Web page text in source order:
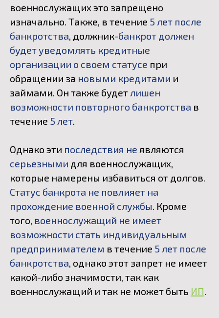
военнослужащих это запрещено
изначально. Также, в течение 5 лет после
банкротства, должник-банкрот должен
будет уведомлять кредитные
организации о своем статусе при
обращении за новыми кредитами и
займами. Он также будетлишен
возможности повторного банкротства в
течение 5 лет.
Однако эти последствия не являются
серьезными для военнослужащих,
которые намерены избавиться от долгов.
Статус банкрота не повлияет на
прохождение военной службы. Кроме
того, военнослужащий не имеет
возможности стать индивидуальным
предпринимателем в течение 5 лет после
банкротства, однако этот запрет не имеет
какой-либо значимости, так как
военнослужащий и так не может быть ИП.